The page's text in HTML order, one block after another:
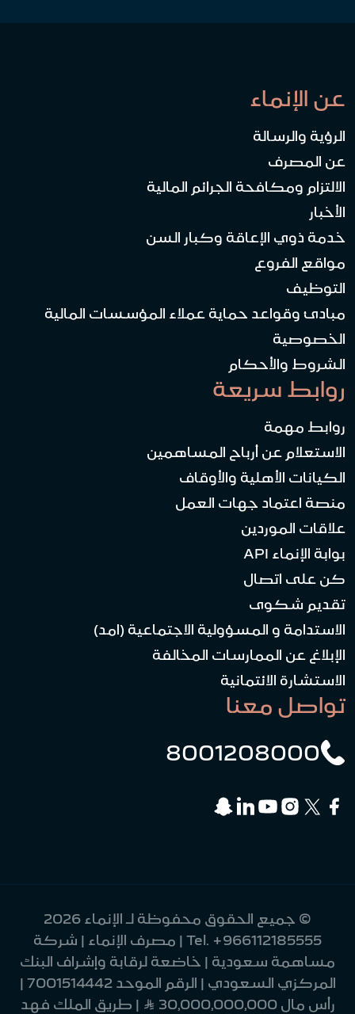
عن الإنماء
الرؤية والرسالة
عن المصرف
الالتزام ومكافحة الجرائم المالية
الأخبار
خدمة ذوي الإعاقة وكبار السن
مواقع الفروع
التوظيف
مبادئ وقواعد حماية عملاء المؤسسات المالية
الخصوصية
الشروط والأحكام
روابط سريعة
روابط مهمة
الاستعلام عن أرباح المساهمين
الكيانات الأهلية والأوقاف
منصة اعتماد جهات العمل
علاقات الموردين
بوابة الإنماء API
كن على اتصال
تقديم شكوى
الاستدامة و المسؤولية الاجتماعية (امد)
الإبلاغ عن الممارسات المخالفة
الاستشارة الائتمانية
تواصل معنا
8001208000
© جميع الحقوق محفوظة لـ الإنماء 2026
Tel. +966112185555
| مصرف الإنماء | شركة
مساهمة سعودية | خاضعة لرقابة وإشراف البنك
رأس مال 30,000,000,000 Ʀ | طريق الملك فهد